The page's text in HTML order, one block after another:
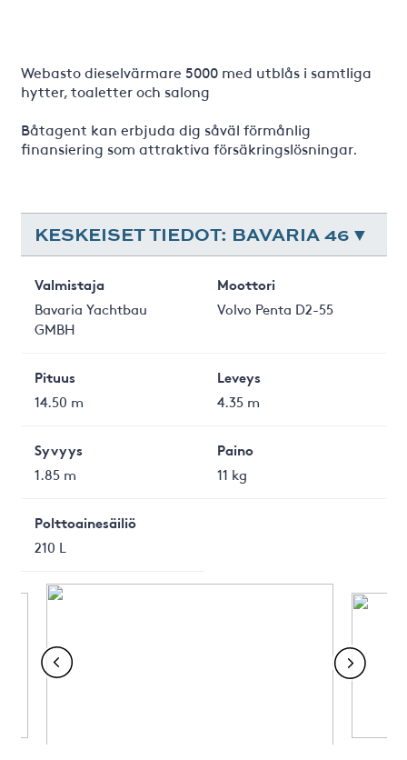
Webasto dieselvärmare 5000 med utblås i samtliga
hytter, toaletter och salong
Båtagent kan erbjuda dig såväl förmånlig
finansiering som attraktiva försäkringslösningar.
KESKEISET TIEDOT: BAVARIA 46
Valmistaja
Bavaria Yachtbau
GMBH
Moottori
Volvo Penta D2-55
Pituus
14.50 m
Leveys
4.35 m
Syvyys
1.85 m
Paino
11 kg
Polttoainesäiliö
210 L